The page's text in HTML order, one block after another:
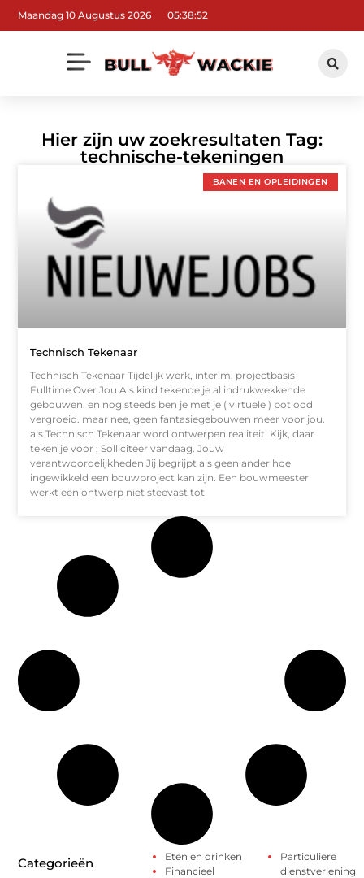
Maandag 10 Augustus 2026 05:38:53
Hier zijn uw zoekresultaten Tag:
technische-tekeningen
BANEN EN OPLEIDINGEN
Technisch Tekenaar
Technisch Tekenaar Tijdelijk werk, interim, projectbasis
Fulltime Over Jou Als kind tekende je al indrukwekkende
gebouwen. en nog steeds ben je met je ( virtuele ) potlood
vergroeid. maar nee, geen fantasiegebouwen meer voor jou.
als Technisch Tekenaar word ontwerpen realiteit! Kijk, daar
teken je voor ; Solliciteer vandaag. Jouw
verantwoordelijkheden Jij begrijpt als geen ander hoe
ingewikkeld een bouwproject kan zijn. Een bouwmeester
werkt een ontwerp niet steevast tot
Categorieën
Eten en drinken
Financieel
Particuliere
dienstverlening